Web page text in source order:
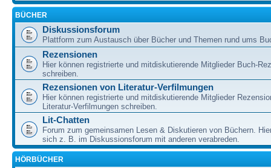
BÜCHER
Diskussionsforum
Plattform zum Austausch über Bücher und Themen rund ums
Rezensionen
Hier können registrierte und mitdiskutierende Mitglieder Buch-
schreiben.
Rezensionen von Literatur-Verfilmungen
Hier können registrierte und mitdiskutierende Mitglieder
Literatur-Verfilmungen schreiben.
Lit-Chatten
Forum zum gemeinsamen Lesen & Diskutieren von Büchern.
sich z. B. im Diskussionsforum mit anderen verabreden.
HÖRBÜCHER